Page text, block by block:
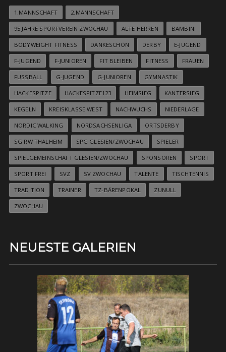
1.MANNSCHAFT 2.MANNSCHAFT
95 JAHRE SPORTVEREIN ZWOCHAU ALTE HERREN BAMBINI
BODYWEIGHT FITNESS DANKESCHÖN DERBY E-JUGEND
F-JUGEND F-JUNIOREN FIT BLEIBEN FITNESS FRAUEN
FUSSBALL G-JUGEND G-JUNIOREN GYMNASTIK
HACKESPITZE HACKESPITZE123 HEIMSIEG KANTERSIEG
KEGELN KREISKLASSE WEST NACHWUCHS NIEDERLAGE
NORDIC WALKING NORDSACHSENLIGA ORTSDERBY
SG RW THALHEIM SPG GLESIEN/ZWOCHAU SPIELER
SPIELGEMEINSCHAFT GLESIEN/ZWOCHAU SPONSOREN SPORT
SPORT FREI SVZ SV ZWOCHAU TALENTE TISCHTENNIS
TRADITION TRAINER TZ-BÄRENPOKAL ZUNULL
ZWOCHAU
NEUESTE GALERIEN